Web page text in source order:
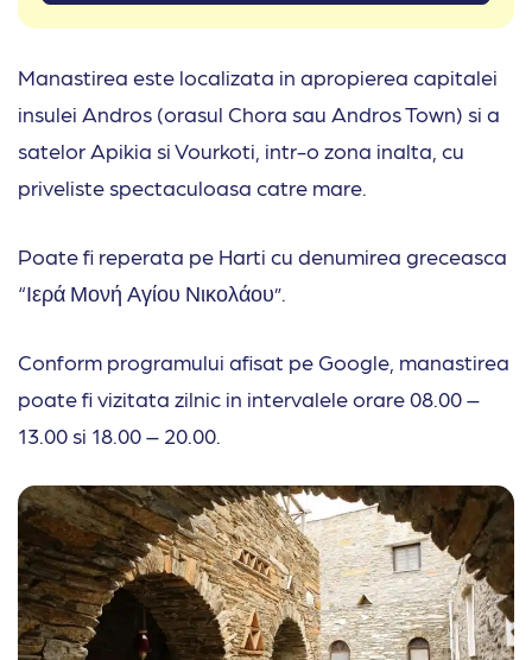
Manastirea este localizata in apropierea capitalei
insulei Andros (orasul Chora sau Andros Town) si a
satelor Apikia si Vourkoti, intr-o zona inalta, cu
priveliste spectaculoasa catre mare.
Poate fi reperata pe Harti cu denumirea greceasca
“Ιερά Μονή Αγίου Νικολάου”.
Conform programului afisat pe Google, manastirea
poate fi vizitata zilnic in intervalele orare 08.00 –
13.00 si 18.00 – 20.00.